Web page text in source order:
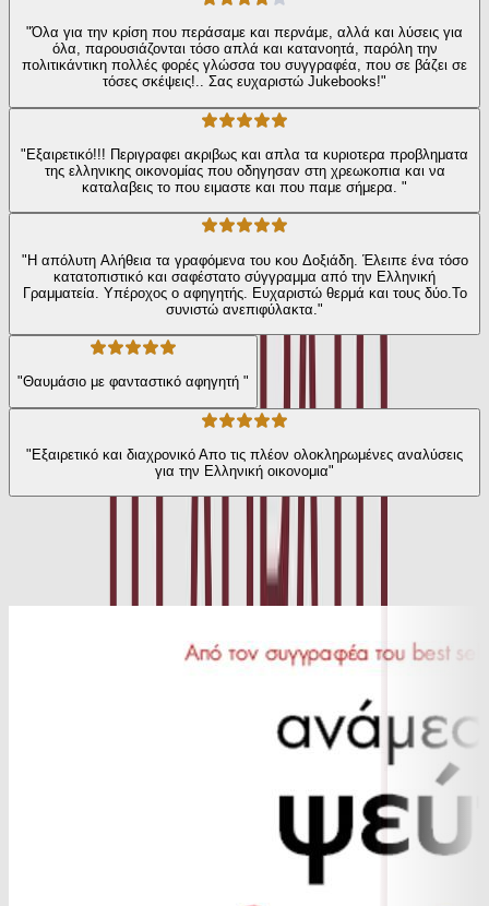
"Όλα για την κρίση που περάσαμε και περνάμε, αλλά και λύσεις για
όλα, παρουσιάζονται τόσο απλά και κατανοητά, παρόλη την
πολιτικάντικη πολλές φορές γλώσσα του συγγραφέα, που σε βάζει σε
τόσες σκέψεις!.. Σας ευχαριστώ Jukebooks!"
"Εξαιρετικό!!! Περιγραφει ακριβως και απλα τα κυριοτερα προβληματα
της ελληνικης οικονομίας που οδηγησαν στη χρεωκοπια και να
καταλαβεις το που ειμαστε και που παμε σήμερα. "
"Η απόλυτη Αλήθεια τα γραφόμενα του κου Δοξιάδη. Έλειπε ένα τόσο
κατατοπιστικό και σαφέστατο σύγγραμμα από την Ελληνική
Γραμματεία. Υπέροχος ο αφηγητής. Ευχαριστώ θερμά και τους δύο.Το
συνιστώ ανεπιφύλακτα."
"Θαυμάσιο με φανταστικό αφηγητή "
"Εξαιρετικό και διαχρονικό Απο τις πλέον ολοκληρωμένες αναλύσεις
για την Ελληνική οικονομια"